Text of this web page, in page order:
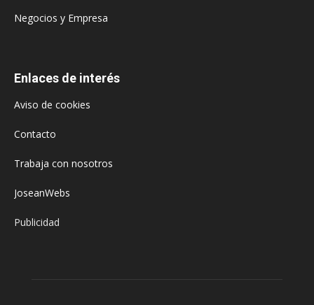
Negocios y Empresa
Enlaces de interés
Aviso de cookies
Contacto
Trabaja con nosotros
JoseanWebs
Publicidad